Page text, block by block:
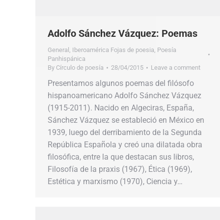
Adolfo Sánchez Vázquez: Poemas
General Iberoamérica Fojas de poesia Poesía
Panhispánica
By Círculo de poesía 28/04/2015 Leave a comment
Presentamos algunos poemas del filósofo
hispanoamericano Adolfo Sánchez Vázquez
(1915-2011). Nacido en Algeciras, España,
Sánchez Vázquez se estableció en México en
1939, luego del derribamiento de la Segunda
República Española y creó una dilatada obra
filosófica, entre la que destacan sus libros,
Filosofía de la praxis (1967), Ética (1969),
Estética y marxismo (1970), Ciencia y…